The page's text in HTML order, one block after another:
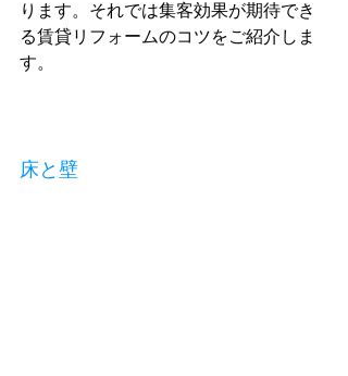
ります。それでは集客効果が期待でき
る賃貸リフォームのコツをご紹介しま
す。
床と壁